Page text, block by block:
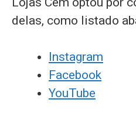
delas, como listado
Instagram
Facebook
YouTube